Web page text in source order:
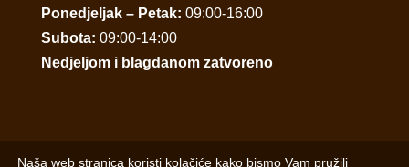
Ponedjeljak – Petak: 09:00-16:00
Subota: 09:00-14:00
Nedjeljom i blagdanom zatvoreno
Naša web stranica koristi kolačiće kako bismo Vam pružili